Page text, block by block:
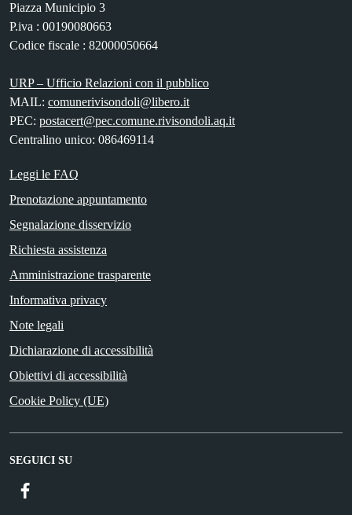
Piazza Municipio 3
P.iva : 00190080663
Codice fiscale : 82000050664
URP – Ufficio Relazioni con il pubblico
MAIL: comunerivisondoli@libero.it
PEC: postacert@pec.comune.rivisondoli.aq.it
Centralino unico: 086469114
Leggi le FAQ
Prenotazione appuntamento
Segnalazione disservizio
Richiesta assistenza
Amministrazione trasparente
Informativa privacy
Note legali
Dichiarazione di accessibilità
Obiettivi di accessibilità
Cookie Policy (UE)
SEGUICI SU